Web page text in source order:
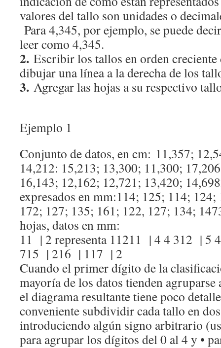
valores del tallo son unidades o
Para 4,345, por ejemplo, se puede
leer como 4,345.
2. Escribir los tallos en orden
dibujar una línea a la derecha de los
3. Agregar las hojas a su respectivo
Ejemplo 1
Conjunto de datos, en cm: 11,357;
14,212: 15,213; 13,300; 11,300;
16,143; 12,162; 12,721; 13,420;
expresados en mm:114; 125; 114;
172; 127; 135; 161; 122, 127; 134;
hojas, datos en mm:
11 | 2 representa 11211 | 4 4 312 | 5
715 | 216 | 117 | 2
Cuando el primer dígito de la
mayoría de los datos tienden
el diagrama resultante tiene poco
conveniente subdividir cada tallo en
introduciendo algún signo arbitrario
para agrupar los dígitos del 0 al 4 y •